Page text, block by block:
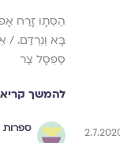
הַסְּתָו זָרַח
בָּא וְנִרְדַּם. /
סַפְסָל צַר
להמשך
ספרות